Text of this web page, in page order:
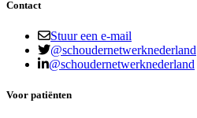
Contact
Stuur een e-mail
@schoudernetwerknederland
@schoudernetwerknederland
Voor patiënten